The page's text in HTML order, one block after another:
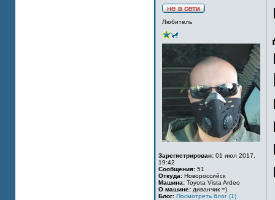
Любитель
Зарегистрирован: 01 июл 2017,
19:42
Сообщения: 51
Откуда: Новороссийск
Машина: Toyota Vista Ardeo
О машине: диванчик =)
Блог: Посмотреть блог (1)